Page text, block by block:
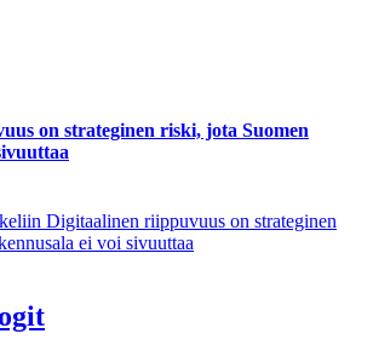
on strateginen riski, jota Suomen
Digitaalinen riippuvuus on strateginen
ei voi sivuuttaa